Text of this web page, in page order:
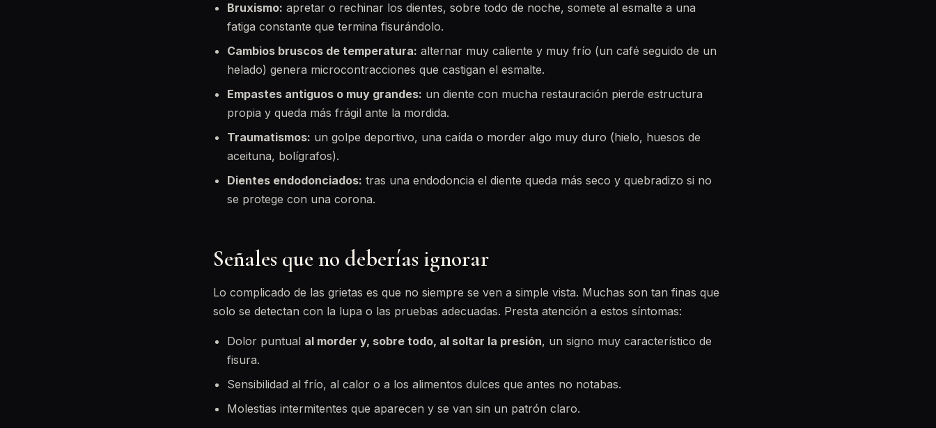
Bruxismo: apretar o rechinar los dientes, sobre todo de noche, somete al esmalte a una
fatiga constante que termina fisurándolo.
Cambios bruscos de temperatura: alternar muy caliente y muy frío (un café seguido de un
helado) genera microcontracciones que castigan el esmalte.
Empastes antiguos o muy grandes: un diente con mucha restauración pierde estructura
propia y queda más frágil ante la mordida.
Traumatismos: un golpe deportivo, una caída o morder algo muy duro (hielo, huesos de
aceituna, bolígrafos).
Dientes endodonciados: tras una endodoncia el diente queda más seco y quebradizo si no
se protege con una corona.
Señales que no deberías ignorar
Lo complicado de las grietas es que no siempre se ven a simple vista. Muchas son tan finas que
solo se detectan con la lupa o las pruebas adecuadas. Presta atención a estos síntomas:
Dolor puntual al morder y, sobre todo, al soltar la presión, un signo muy característico de
fisura.
Sensibilidad al frío, al calor o a los alimentos dulces que antes no notabas.
Molestias intermitentes que aparecen y se van sin un patrón claro.